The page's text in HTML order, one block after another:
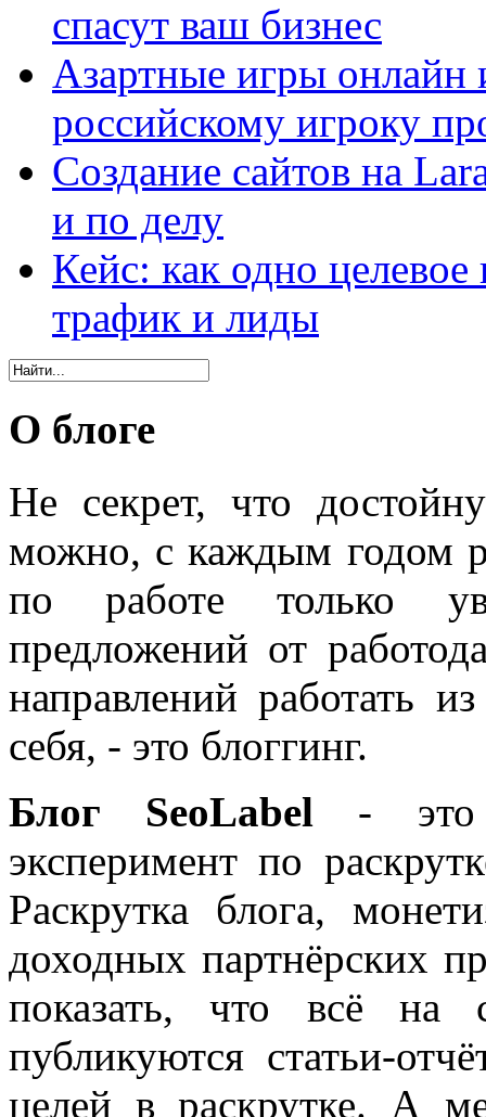
спасут ваш бизнес
Азартные игры онлайн
российскому игроку
Создание сайтов на
и по делу
Кейс: как одно
трафик и лиды
О блоге
Не секрет, что
можно, с каждым годом
по работе только
предложений от
направлений работать
себя, - это блоггинг.
Блог SeoLabel - это
эксперимент по
Раскрутка блога,
доходных партнёрских
показать, что всё на
публикуются статьи-
целей в раскрутке. А